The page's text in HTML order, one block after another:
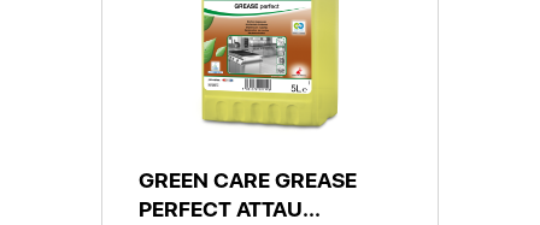
GREEN CARE GREASE
PERFECT ATTAU...